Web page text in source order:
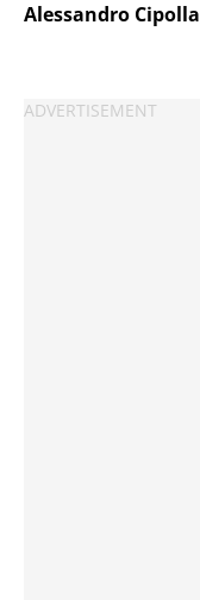
Alessandro Cipolla